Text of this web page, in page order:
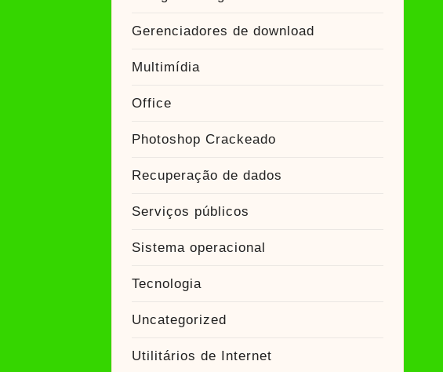
Gerenciadores de download
Multimídia
Office
Photoshop Crackeado
Recuperação de dados
Serviços públicos
Sistema operacional
Tecnologia
Uncategorized
Utilitários de Internet